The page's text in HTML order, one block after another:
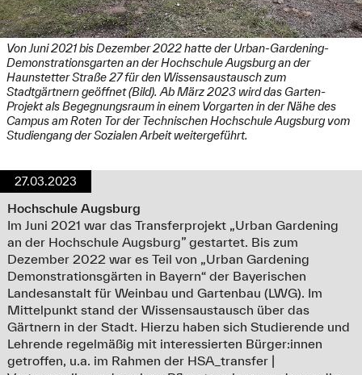
Von Juni 2021 bis Dezember 2022 hatte der Urban-Gardening-
Demonstrationsgarten an der Hochschule Augsburg an der
Haunstetter Straße 27 für den Wissensaustausch zum
Stadtgärtnern geöffnet (Bild). Ab März 2023 wird das Garten-
Projekt als Begegnungsraum in einem Vorgarten in der Nähe des
Campus am Roten Tor der Technischen Hochschule Augsburg vom
Studiengang der Sozialen Arbeit weitergeführt.
27.03.2023
Hochschule Augsburg
Im Juni 2021 war das Transferprojekt „Urban Gardening
an der Hochschule Augsburg” gestartet. Bis zum
Dezember 2022 war es Teil von „Urban Gardening
Demonstrationsgärten in Bayern“ der Bayerischen
Landesanstalt für Weinbau und Gartenbau (LWG). Im
Mittelpunkt stand der Wissensaustausch über das
Gärtnern in der Stadt. Hierzu haben sich Studierende und
Lehrende regelmäßig mit interessierten Bürger:innen
getroffen, u.a. im Rahmen der HSA_transfer |